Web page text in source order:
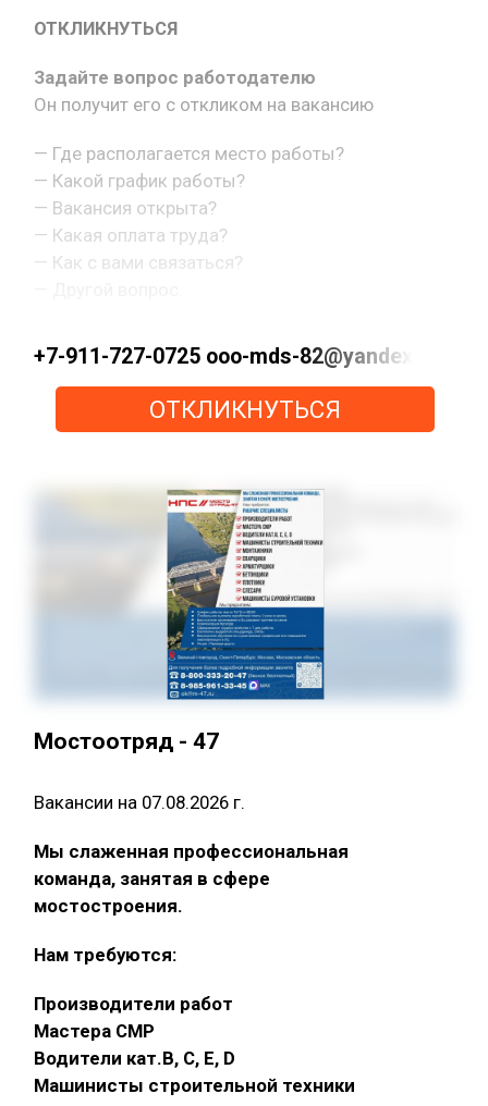
ОТКЛИКНУТЬСЯ
Задайте вопрос работодателю
Он получит его с откликом на вакансию
— Где располагается место работы?
— Какой график работы?
— Вакансия открыта?
— Какая оплата труда?
— Как с вами связаться?
+7-911-727-0725 ooo-mds-82@yandex.ru
ОТКЛИКНУТЬСЯ
Мостоотряд - 47
Вакансии на 07.08.2026 г.
Мы слаженная профессиональная
команда, занятая в сфере
мостостроения.
Нам требуются:
Производители работ
Мастера СМР
Водители кат.В, С, Е, D
Машинисты строительной техники